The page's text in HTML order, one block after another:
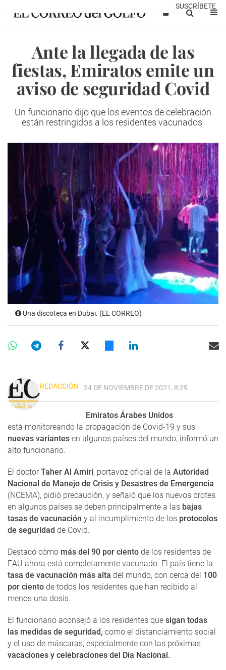
SUSCRÍBETE
Ante la llegada de las
fiestas, Emiratos emite un
aviso de seguridad Covid
Un funcionario dijo que los eventos de celebración
están restringidos a los residentes vacunados
Una discoteca en Dubai. (EL CORREO)
REDACCIÓN 24 DE NOVIEMBRE DE 2021, 8:29
Emiratos Árabes Unidos
está monitoreando la propagación de Covid-19 y sus
nuevas variantes en algunos países del mundo, informó un
alto funcionario.
El doctorTaher Al Amiri, portavoz oficial de la Autoridad
Nacional de Manejo de Crisis y Desastres de Emergencia
(NCEMA), pidió precaución, y señaló que los nuevos brotes
en algunos países se deben principalmente a las bajas
tasas de vacunación y al incumplimiento de los protocolos
de seguridad de Covid.
Destacó cómo más del 90 por ciento de los residentes de
EAU ahora está completamente vacunado. El país tiene la
tasa de vacunación más alta del mundo, con cerca del 100
por ciento de todos los residentes que han recibido al
menos una dosis.
El funcionario aconsejó a los residentes que sigan todas
las medidas de seguridad, como el distanciamiento social
y el uso de máscaras, especialmente con las próximas
vacaciones y celebraciones del Día Nacional.